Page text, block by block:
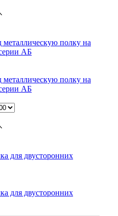
металлическую полку на
АБ
металлическую полку на
АБ
для двусторонних
для двусторонних